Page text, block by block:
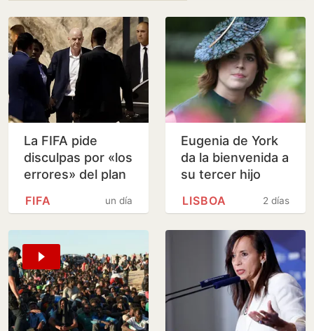
La FIFA pide
disculpas por «los
errores» del plan
del Mundial
un día
FIFA
Eugenia de York
da la bienvenida a
su tercer hijo
2 días
LISBOA